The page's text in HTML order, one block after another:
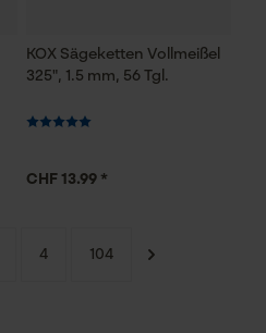
KOX Sägeketten Vollmeißel
325", 1.5 mm, 56 Tgl.
CHF 13.99 *
4 104